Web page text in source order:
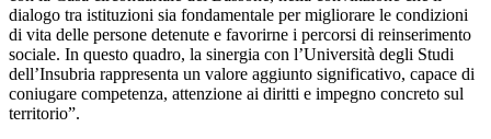
dialogo tra istituzioni sia fondamentale per migliorare le condizioni
di vita delle persone detenute e favorirne i percorsi di reinserimento
sociale. In questo quadro, la sinergia con l’Università degli Studi
dell’Insubria rappresenta un valore aggiunto significativo, capace di
coniugare competenza, attenzione ai diritti e impegno concreto sul
territorio”.